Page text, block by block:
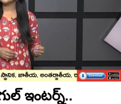
ఇంటర్న్..